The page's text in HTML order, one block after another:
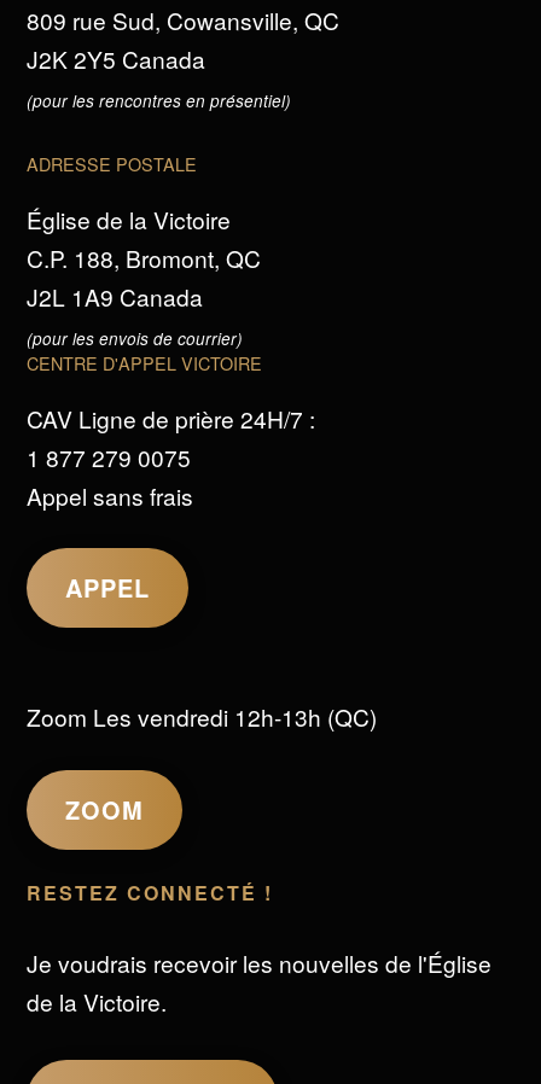
809 rue Sud, Cowansville, QC
J2K 2Y5 Canada
(pour les rencontres en présentiel)
ADRESSE POSTALE
Église de la Victoire
C.P. 188, Bromont, QC
J2L 1A9 Canada
(pour les envois de courrier)
CENTRE D'APPEL VICTOIRE
CAV Ligne de prière 24H/7 :
1 877 279 0075
Appel sans frais
APPEL
Zoom Les vendredi 12h-13h (QC)
ZOOM
RESTEZ CONNECTÉ !
Je voudrais recevoir les nouvelles de l'Église
de la Victoire.